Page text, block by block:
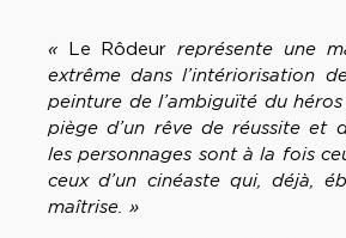
« Le Rôdeur représente une
extrême dans l’intériorisation
peinture de l’ambiguïté du
piège d’un rêve de réussite et
les personnages sont à la fois
ceux d’un cinéaste qui, déjà,
maîtrise. »